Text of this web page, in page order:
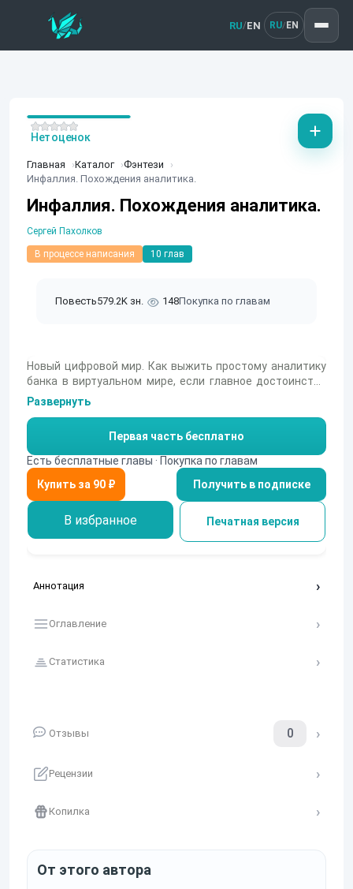
RU/EN RU/ EN
Главная Каталог
Фэнтези
Инфаллия. Похождения аналитика.
Инфаллия. Похождения аналитика.
Сергей Пахолков
В процессе написания 10 глав
Повесть579.2K зн. 148Покупка по главам
Нет оценок
Новый цифровой мир. Как выжить простому аналитику
банка в виртуальном мире, если главное достоинство
ум, а вокруг ценятся сила и магия. Надо просто
использовать то, что есть и следовать своему пути. А
неудачи по дороге только способствуют процветанию
и самосовершенствованию. Не спеша разберёмся с
сегодняшними проблемами и найдём решение главной
задачи. Почему я здесь? Кто враг, а кто друг? Как всё
исправить, мстить или начать новую жизнь?
Развернуть
Первая часть бесплатно
Есть бесплатные главы · Покупка по главам
Получить в подписке
В избранное Печатная версия
Аннотация
Оглавление
Статистика
Отзывы 0
Рецензии
Копилка
От этого автора